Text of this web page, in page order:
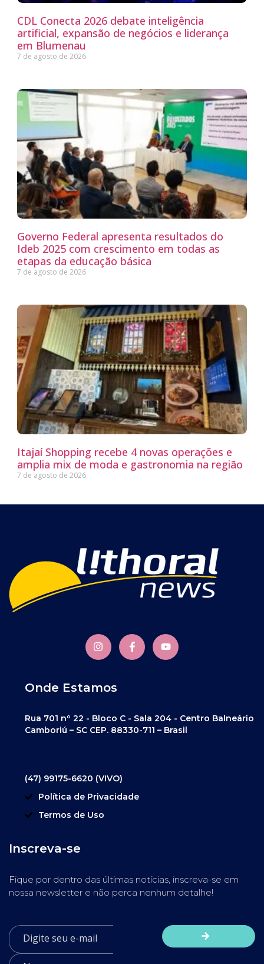
CDL Conecta 2026 debate inteligência
artificial, expansão de negócios e liderança
em Blumenau
7 de agosto de 2026
Governo Federal apresenta resultados do
Ideb 2025 com crescimento em todas as
etapas da educação básica
7 de agosto de 2026
Itajaí Shopping recebe 4 novas operações e
amplia mix de moda e gastronomia na região
7 de agosto de 2026
Onde Estamos
Rua 701 nº 22 - Bloco C - Sala 204 - Centro Balneário
Camboriú – SC CEP. 88330-711 – Brasil
(47) 99175-6620 (VIVO)
Política de Privacidade
Termos de Uso
Inscreva-se
Fique por dentro das últimas notícias, inscreva-se em
nossa newsletter e não perca nenhum detalhe!